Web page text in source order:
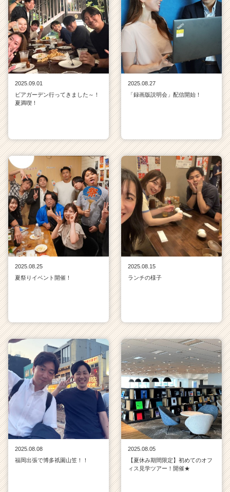
2025.09.01
ビアガーデン行ってきました～！
夏満喫！
2025.08.27
「録画版説明会」配信開始！
2025.08.25
夏祭りイベント開催！
2025.08.15
ランチの様子
2025.08.08
福岡出張で博多祇園山笠！！
2025.08.05
【夏休み期間限定】初めてのオフ
ィス見学ツアー！開催★